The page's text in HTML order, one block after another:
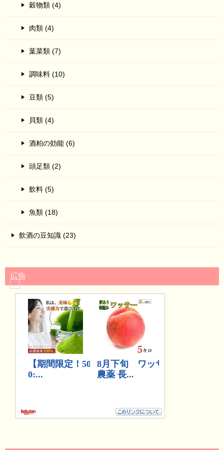
穀物類 (4)
肉類 (4)
葉菜類 (7)
調味料 (10)
豆類 (5)
貝類 (4)
酒粕の効能 (6)
頭足類 (2)
飲料 (5)
魚類 (18)
飲酒の豆知識 (23)
広告